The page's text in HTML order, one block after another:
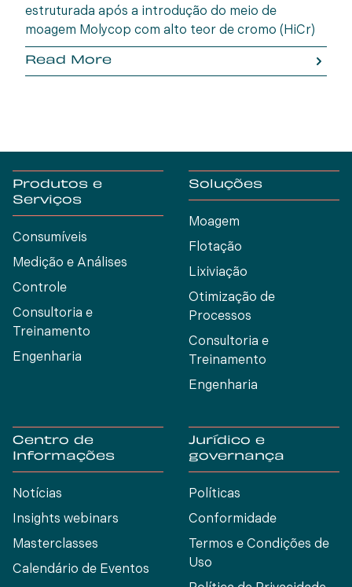
estruturada após a introdução do meio de
moagem Molycop com alto teor de cromo (HiCr)
em setembro de 2024, para substituir o
fornecedor anterior.
Read More
Produtos e
Serviços
Consumíveis
Medição e Análises
Controle
Consultoria e
Treinamento
Engenharia
Soluções
Moagem
Flotação
Lixiviação
Otimização de
Processos
Consultoria e
Treinamento
Engenharia
Centro de
Informações
Notícias
Insights webinars
Masterclasses
Calendário de Eventos
Jurídico e
governança
Políticas
Conformidade
Termos e Condições de
Uso